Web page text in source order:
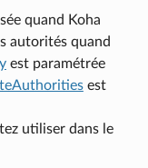
quand Koha
autorités quand
est paramétrée
est
utiliser dans le